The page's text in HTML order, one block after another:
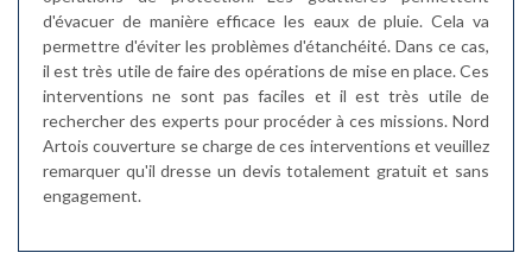
d'évacuer de manière efficace les eaux de pluie. Cela va
permettre d'éviter les problèmes d'étanchéité. Dans ce cas,
il est très utile de faire des opérations de mise en place. Ces
interventions ne sont pas faciles et il est très utile de
rechercher des experts pour procéder à ces missions. Nord
Artois couverture se charge de ces interventions et veuillez
remarquer qu'il dresse un devis totalement gratuit et sans
engagement.